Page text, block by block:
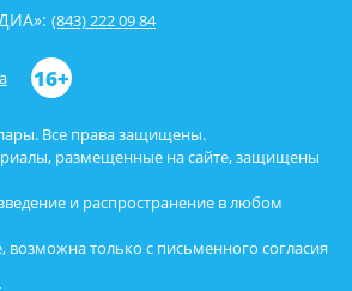
Все права защищены.
размещенные на сайте, защищены
и распространение в любом
возможна только с письменного согласия
(843) 222 09 84
16+